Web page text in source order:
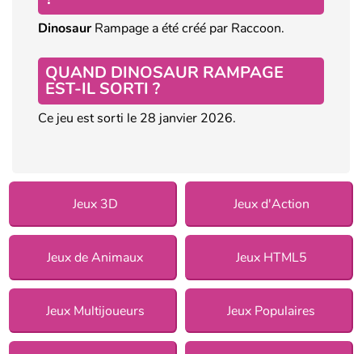
DinosaurRampage a été créé par Raccoon.
QUAND DINOSAUR RAMPAGE
EST-IL SORTI ?
Ce jeu est sorti le 28 janvier 2026.
Jeux 3D Jeux d'Action
Jeux de Animaux Jeux HTML5
Jeux Multijoueurs Jeux Populaires